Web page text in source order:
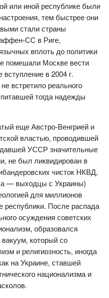
или иной республике были
тем быстрее они
стали страны
СС в Риге,
вплоть до политики
помешали Москве вести
в 2004 г.
встретило реального
тогда надежды
еще Австро-Венгрией и
властью, проводившей
УССР значительные
не был ликвидирован в
чисток НКВД,
— выходцы с Украины)
для миллионов
республики. После распада
осуждения советских
образовался
который со
и религиозность, иногда
на Украине, ставшей
национализма и